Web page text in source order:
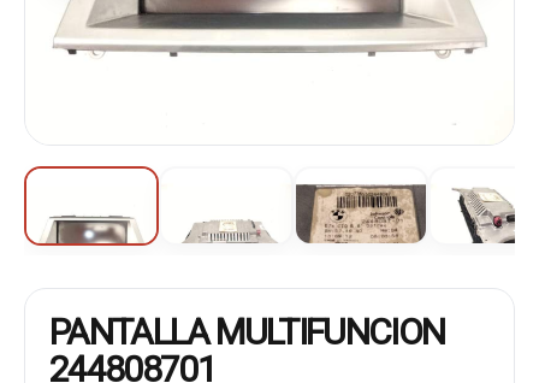
PANTALLA MULTIFUNCION
244808701